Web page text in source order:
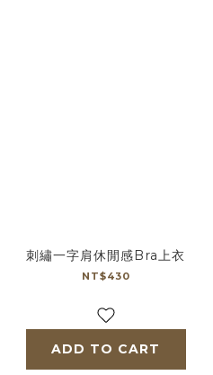
刺繡一字肩休閒感Bra上衣
NT$430
ADD TO CART